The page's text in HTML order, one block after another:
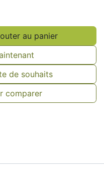
au panier
comparer
de souhaits